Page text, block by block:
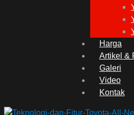
Harga
Artikel &
Galeri
Video
Kontak